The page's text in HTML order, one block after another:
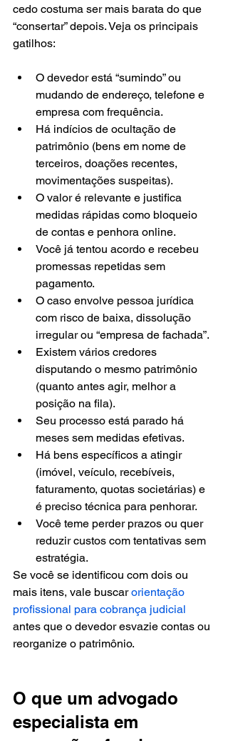
cedo costuma ser mais barata do que
“consertar” depois. Veja os principais
gatilhos:
O devedor está “sumindo” ou
mudando de endereço, telefone e
empresa com frequência.
Há indícios de ocultação de
patrimônio (bens em nome de
terceiros, doações recentes,
movimentações suspeitas).
O valor é relevante e justifica
medidas rápidas como bloqueio
de contas e penhora online.
Você já tentou acordo e recebeu
promessas repetidas sem
pagamento.
O caso envolve pessoa jurídica
com risco de baixa, dissolução
irregular ou “empresa de fachada”.
Existem vários credores
disputando o mesmo patrimônio
(quanto antes agir, melhor a
posição na fila).
Seu processo está parado há
meses sem medidas efetivas.
Há bens específicos a atingir
(imóvel, veículo, recebíveis,
faturamento, quotas societárias) e
é preciso técnica para penhorar.
Você teme perder prazos ou quer
reduzir custos com tentativas sem
estratégia.
Se você se identificou com dois ou
mais itens, vale buscar orientação
profissional para cobrança judicial
antes que o devedor esvazie contas ou
reorganize o patrimônio.
O que um advogado
especialista em